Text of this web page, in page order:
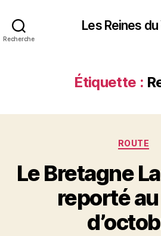
Recherche
Les Reines
Étiquette :
ROUTE
Le Bretagne
reporté